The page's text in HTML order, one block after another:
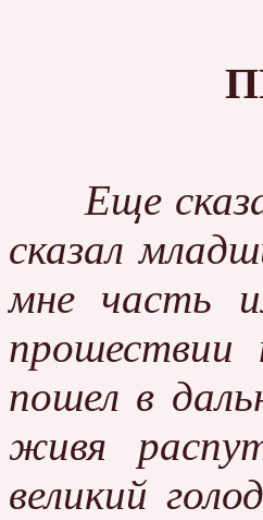
Еще
сказал
мне часть
прошествии
пошел в
живя
великий